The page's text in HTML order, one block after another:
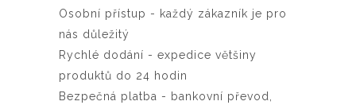
Osobní přístup - každý zákazník je pro
nás důležitý
Rychlé dodání - expedice většiny
produktů do 24 hodin
Bezpečná platba - bankovní převod,